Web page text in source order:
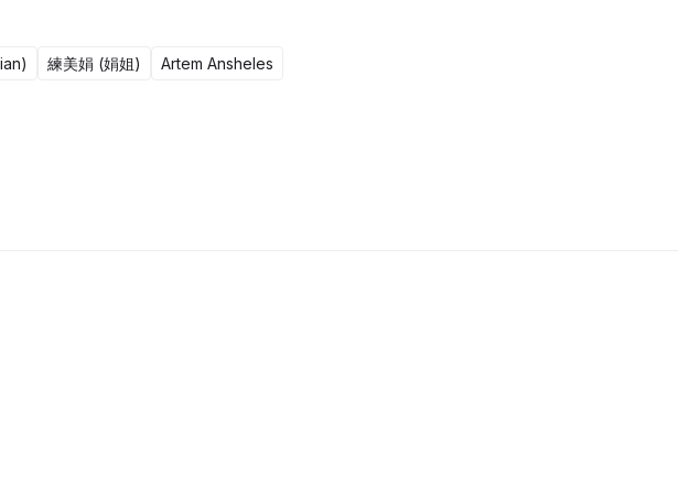
練美娟 (娟姐) Artem Ansheles